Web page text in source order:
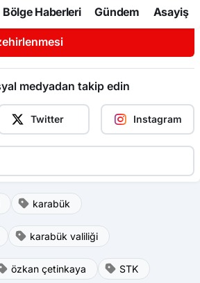
medyadan takip edin
Twitter Instagram
karabük
karabük valiliği
özkan çetinkaya STK